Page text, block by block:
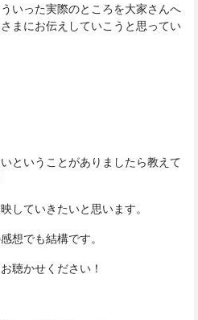
いった実際のところを大家さんへ
まにお伝えしていこうと思ってい
ということがありましたら教えて
していきたいと思います。
想でも結構です。
聴かせください！